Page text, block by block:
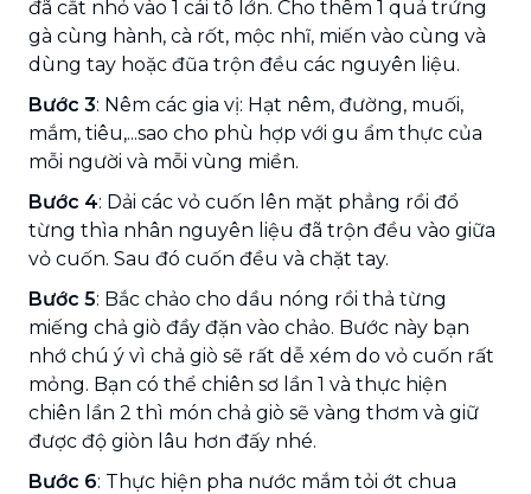
đã cắt nhỏ vào 1 cái tô lớn. Cho thêm 1 quả trứng
gà cùng hành, cà rốt, mộc nhĩ, miến vào cùng và
dùng tay hoặc đũa trộn đều các nguyên liệu.
Bước 3: Nêm các gia vị: Hạt nêm, đường, muối,
mắm, tiêu,...sao cho phù hợp với gu ẩm thực của
mỗi người và mỗi vùng miền.
Bước 4: Dải các vỏ cuốn lên mặt phẳng rồi đổ
từng thìa nhân nguyên liệu đã trộn đều vào giữa
vỏ cuốn. Sau đó cuốn đều và chặt tay.
Bước 5: Bắc chảo cho dầu nóng rồi thả từng
miếng chả giò đầy đặn vào chảo. Bước này bạn
nhớ chú ý vì chả giò sẽ rất dễ xém do vỏ cuốn rất
mỏng. Bạn có thể chiên sơ lần 1 và thực hiện
chiên lần 2 thì món chả giò sẽ vàng thơm và giữ
được độ giòn lâu hơn đấy nhé.
Bước 6: Thực hiện pha nước mắm tỏi ớt chua